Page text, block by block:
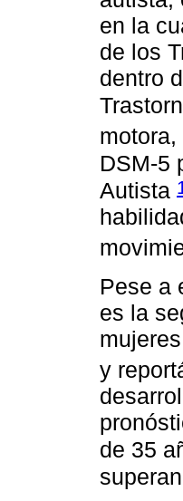
en la
de los
dentro
DSM-5
Autista
Pese a
es la
y
de 35